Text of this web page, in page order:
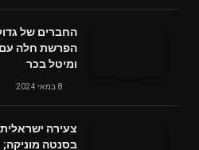
החברים של
הפרשת חלה עם
ומיטל בכר
8 במאי 2024
צעירה
בסנטה מוניקה;